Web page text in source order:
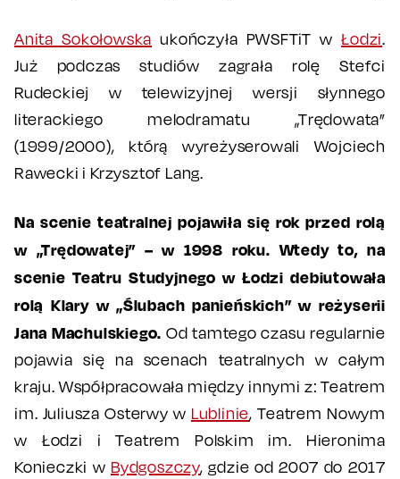
Anita Sokołowska ukończyła PWSFTiT wŁodzi.
Już podczas studiów zagrała rolę Stefci
Rudeckiej w telewizyjnej wersji słynnego
literackiego melodramatu „Trędowata”
(1999/2000), którą wyreżyserowali Wojciech
Rawecki i Krzysztof Lang.
Na scenie teatralnej pojawiła się rok przed rolą
w „Trędowatej” – w 1998 roku. Wtedy to, na
scenie Teatru Studyjnego w Łodzi debiutowała
rolą Klary w „Ślubach panieńskich” w reżyserii
Jana Machulskiego. Od tamtego czasu regularnie
pojawia się na scenach teatralnych w całym
kraju. Współpracowała między innymi z: Teatrem
im. Juliusza Osterwy w Lublinie, Teatrem Nowym
w Łodzi i Teatrem Polskim im. Hieronima
Konieczki w Bydgoszczy, gdzie od 2007 do 2017